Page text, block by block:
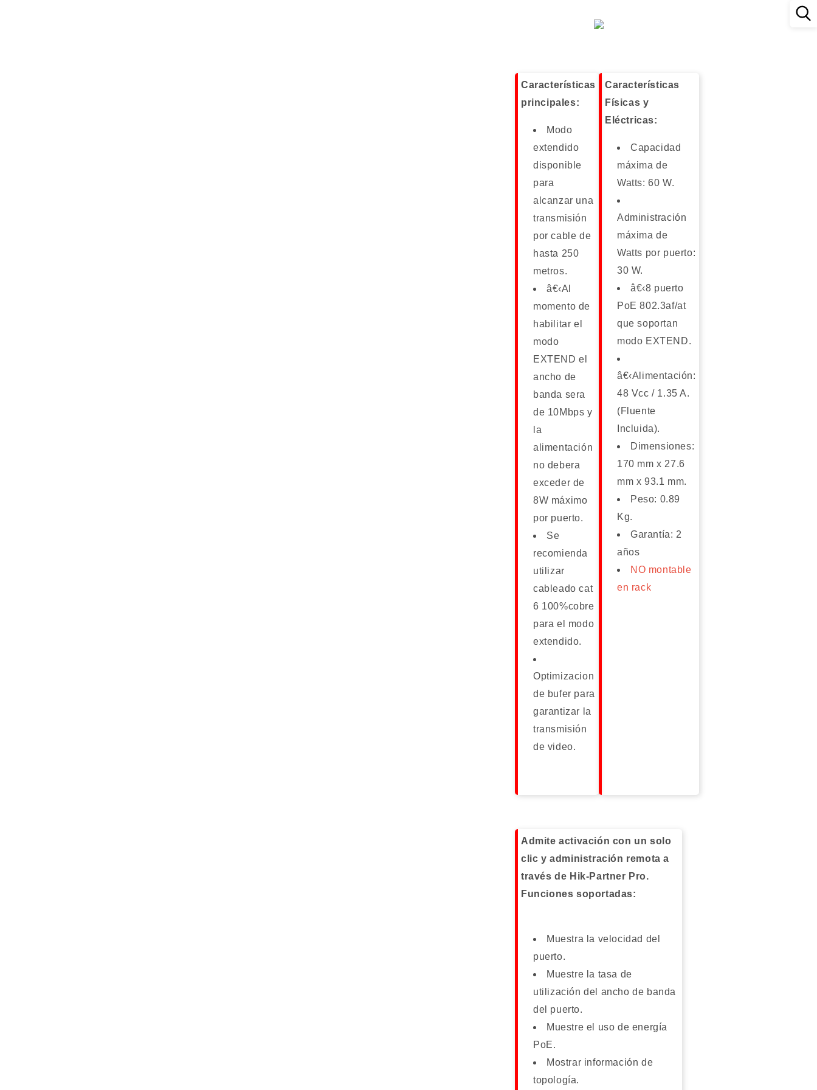
Características
principales:
Modo
extendido
disponible
para
alcanzar una
transmisión
por cable de
hasta 250
metros.
â€‹Al
momento de
habilitar el
modo
EXTEND el
ancho de
banda sera
de 10Mbps y
la
alimentación
no debera
exceder de
8W máximo
por puerto.
Se
recomienda
utilizar
cableado cat
6 100%cobre
para el modo
extendido.
Optimizacion
de bufer para
garantizar la
transmisión
de video.
Características
Físicas y
Eléctricas:
Capacidad
máxima de
Watts: 60 W.
Administración
máxima de
Watts por puerto:
30 W.
â€‹8 puerto
PoE 802.3af/at
que soportan
modo EXTEND.
â€‹Alimentación:
48 Vcc / 1.35 A.
(Fluente
Incluida).
Dimensiones:
170 mm x 27.6
mm x 93.1 mm.
Peso: 0.89
Kg.
Garantía: 2
años
NO montable
en rack
Admite activación con un solo
clic y administración remota a
través de Hik-Partner Pro.
Funciones soportadas:
Muestra la velocidad del
puerto.
Muestre la tasa de
utilización del ancho de banda
del puerto.
Muestre el uso de energía
PoE.
Mostrar información de
topología.